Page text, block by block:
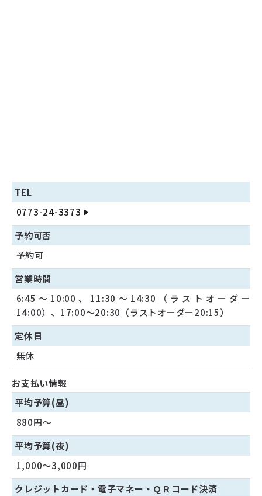
TEL
0773-24-3373
予約可否
予約可
営業時間
6:45～10:00、11:30～14:30（ラストオーダー
14:00）、17:00〜20:30（ラストオーダー20:15）
定休日
無休
お支払い情報
平均予算(昼)
880円～
平均予算(夜)
1,000〜3,000円
クレジットカード・ 電子マネー・ ＱＲコード決済